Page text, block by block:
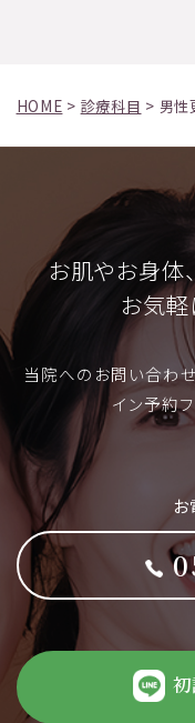
HOME > 診療科目 > 男性
お肌やお身体
お気軽
当院へのお問い合わ
イン予約
お